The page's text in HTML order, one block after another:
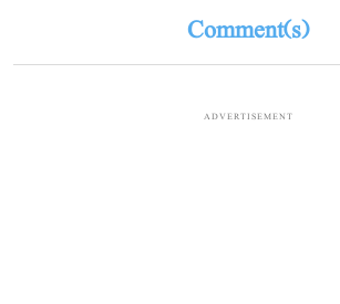
Comment(s)
ADVERTISEMENT